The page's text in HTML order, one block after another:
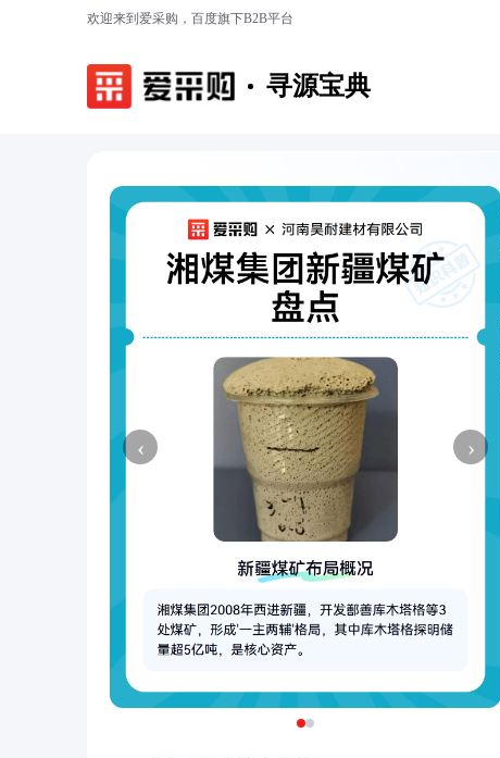
欢迎来到爱采购，百度旗下B2B平台
寻源宝典
‹ ›